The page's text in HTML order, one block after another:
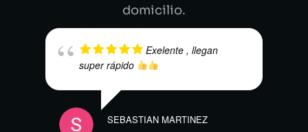
domicilio.
Exelente , llegan
super rápido
SEBASTIAN MARTINEZ